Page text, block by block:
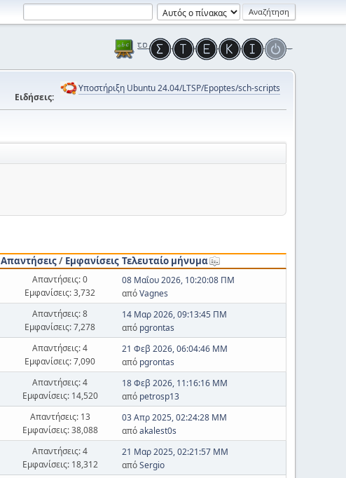
Ειδήσεις:
Υποστήριξη Ubuntu 24.04/LTSP/Epoptes/sch-scripts
Απαντήσεις/ Εμφανίσεις Τελευταίο μήνυμα
Απαντήσεις: 0
Εμφανίσεις: 3,732
08 Μαΐου 2026, 10:20:08 ΠΜ
απόVagnes
Απαντήσεις: 8
Εμφανίσεις: 7,278
14 Μαρ 2026, 09:13:45 ΠΜ
από pgrontas
Απαντήσεις: 4
Εμφανίσεις: 7,090
21 Φεβ 2026, 06:04:46 ΜΜ
από pgrontas
Απαντήσεις: 4
Εμφανίσεις: 14,520
18 Φεβ 2026, 11:16:16 ΜΜ
από petrosp13
Απαντήσεις: 13
Εμφανίσεις: 38,088
03 Απρ 2025, 02:24:28 ΜΜ
απόakalest0s
Απαντήσεις: 4
Εμφανίσεις: 18,312
21 Μαρ 2025, 02:21:57 ΜΜ
απόSergio